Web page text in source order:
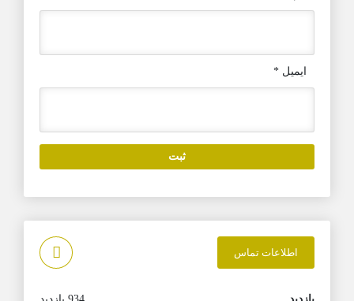
ایمیل *
اطلاعات تماس